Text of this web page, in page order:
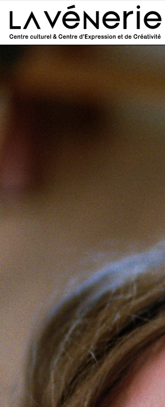
Aller au contenu principal